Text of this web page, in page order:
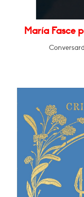
María Fasce